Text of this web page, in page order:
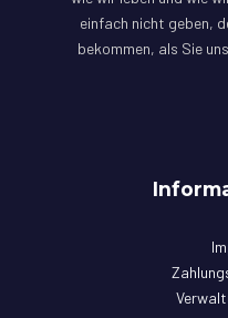
einfach nicht geben,
bekommen, als Sie